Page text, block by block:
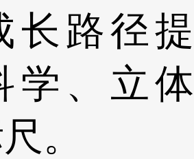
长路径提
学、立体
。